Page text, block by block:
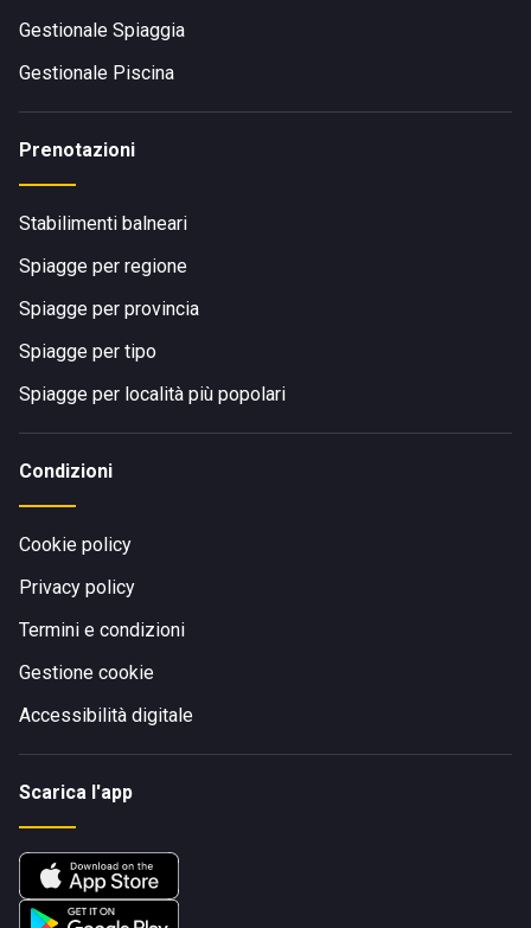
Gestionale Spiaggia
Gestionale Piscina
Prenotazioni
Stabilimenti balneari
Spiagge per regione
Spiagge per provincia
Spiagge per tipo
Spiagge per località più popolari
Condizioni
Cookie policy
Privacy policy
Termini e condizioni
Gestione cookie
Accessibilità digitale
Scarica l'app